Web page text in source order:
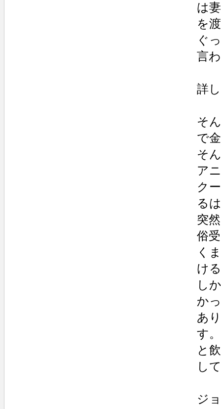
は
を
ぐ
言
詳
そ
で
そ
ア
ク
る
突
俗
く
け
し
か
あ
す
と
し
ジ